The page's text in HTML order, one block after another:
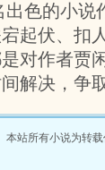
也在这人间烟火
之道。这是一个
在平凡岁月中雕
色的小说
起伏、扣
对作者贾
解决，争
本站所有小说为转